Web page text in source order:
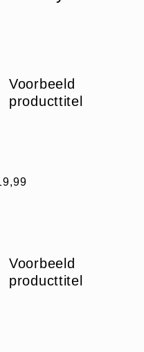
Voorbeeld
producttitel
Voorbeeld
producttitel